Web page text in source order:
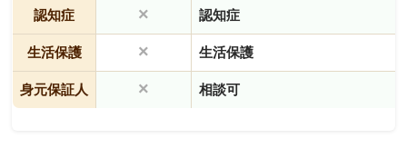
認知症 × 認知症
生活保護 × 生活保護
身元保証人 × 相談可